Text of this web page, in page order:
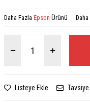
Daha Fazla Epson Ürünü Daha
Listeye Ekle Tavsiye